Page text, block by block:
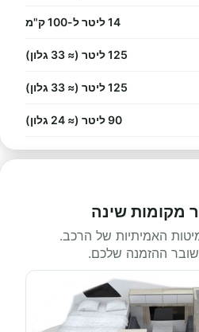
14 ליטר ל-100 ק"מ
125 ליטר (≈ 33 גלון)
125 ליטר (≈ 33 גלון)
90 ליטר (≈ 24 גלון)
מקומות שינה
האמיתיות של הרכב.
ההזמנה שלכם.